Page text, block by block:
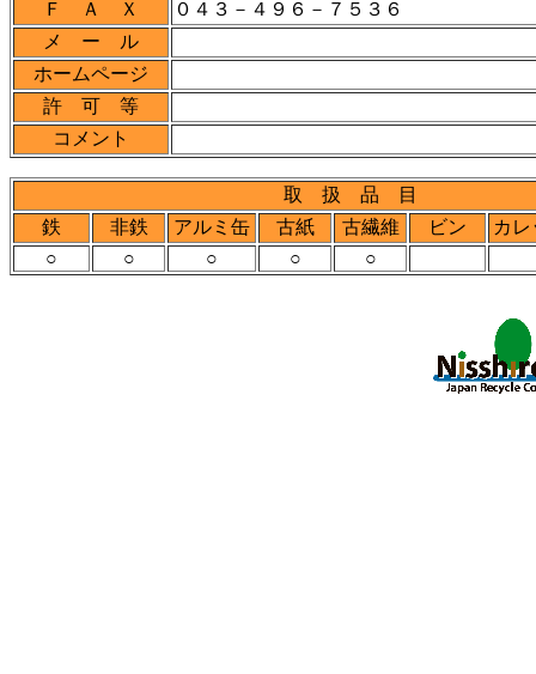
Ｆ Ａ Ｘ
０４３－４９６－７５３６
メ ー ル
ホームページ
許 可 等
コメント
取 扱 品 目
鉄
非鉄 アルミ缶 古紙 古繊維 ビン
カレ
○
○ ○ ○ ○